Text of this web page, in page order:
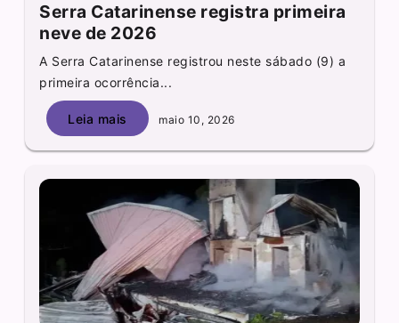
Serra Catarinense registra primeira
neve de 2026
A Serra Catarinense registrou neste sábado (9) a
primeira ocorrência...
Leia mais maio 10, 2026